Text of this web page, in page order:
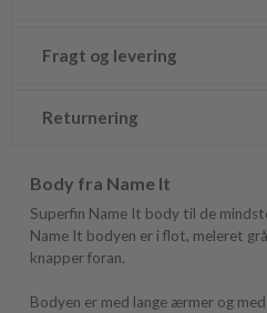
Fragt og levering
Returnering
Body fra Name It
Superfin Name It body til de
Name It bodyen er i flot, meleret
knapper foran.
Bodyen er med lange ærmer og